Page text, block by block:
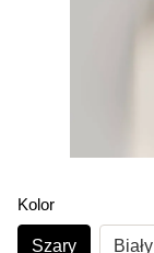
Kolor
Szary Biały